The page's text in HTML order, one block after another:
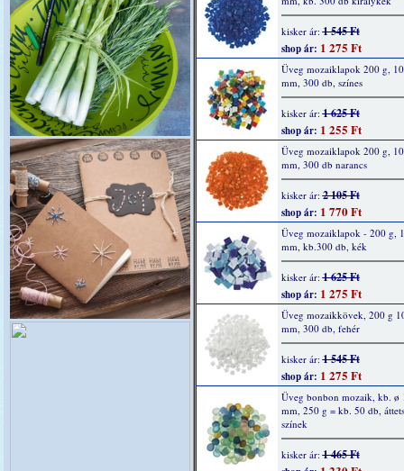
kisker ár:1 545 Ft
shop ár: 1 275 Ft
Üveg mozaiklapok 200 g,
mm, 300 db, színes
kisker ár:1 625 Ft
shop ár: 1 255 Ft
Üveg mozaiklapok 200 g,
mm, 300 db narancs
kisker ár:2 105 Ft
shop ár: 1 770 Ft
Üveg mozaiklapok - 200 g,
mm, kb.300 db, kék
kisker ár:1 625 Ft
shop ár: 1 275 Ft
Üveg mozaikkövek, 200 g
mm, 300 db, fehér
kisker ár:1 545 Ft
shop ár: 1 275 Ft
Üveg bonbon mozaik, kb. ø
mm, 250 g = kb. 50 db,
színek
kisker ár:1 465 Ft